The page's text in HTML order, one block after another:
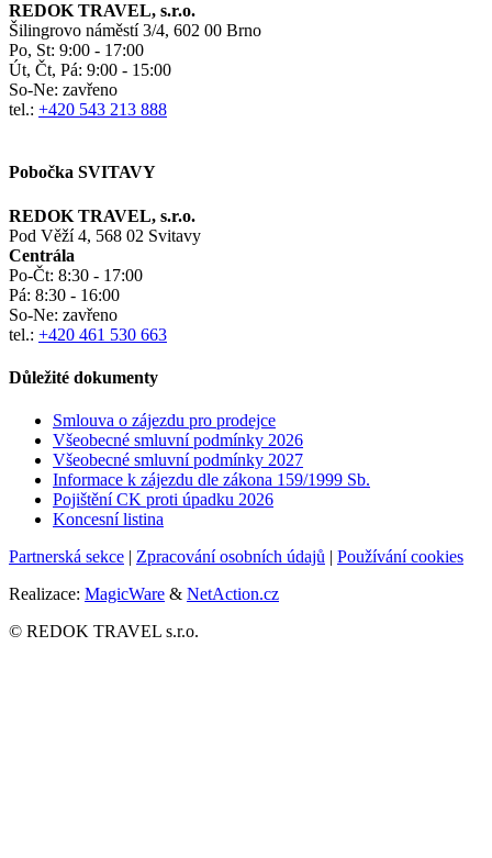
REDOK TRAVEL, s.r.o.
Šilingrovo náměstí 3/4, 602 00 Brno
Po, St: 9:00 - 17:00
Út, Čt, Pá: 9:00 - 15:00
So-Ne: zavřeno
tel.: +420 543 213 888
Pobočka SVITAVY
REDOK TRAVEL, s.r.o.
Pod Věží 4, 568 02 Svitavy
Centrála
Po-Čt: 8:30 - 17:00
Pá: 8:30 - 16:00
So-Ne: zavřeno
tel.: +420 461 530 663
Důležité dokumenty
Smlouva o zájezdu pro prodejce
Všeobecné smluvní podmínky 2026
Všeobecné smluvní podmínky 2027
Informace k zájezdu dle zákona 159/1999 Sb.
Pojištění CK proti úpadku 2026
Koncesní listina
Partnerská sekce | Zpracování osobních údajů | Používání cookies
Realizace: MagicWare & NetAction.cz
© REDOK TRAVEL s.r.o.